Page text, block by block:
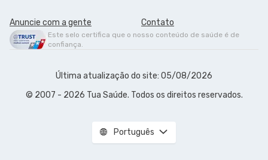
Anuncie com a gente Contato
Este selo certifica que o nosso conteúdo de saúde é de
confiança.
Última atualização do site: 05/08/2026
© 2007 - 2026 Tua Saúde. Todos os direitos reservados.
Português